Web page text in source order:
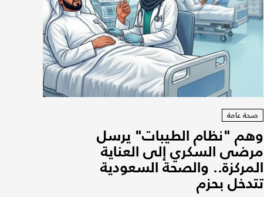
صحة عامة
وهم "نظام الطيبات" يرسل
مرضى السكري إلى العناية
المركزة.. والصحة السعودية
تتدخل بحزم